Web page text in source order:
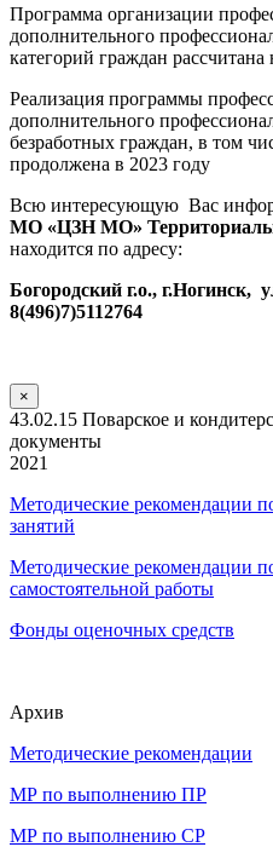
Программа организации
дополнительного
категорий граждан
Реализация программы
дополнительного
безработных граждан, в том
продолжена в 2023 году
Всю интересующую Вас
МО «ЦЗН МО»
находится по адресу:
Богородский г.о., г.Ногинск,
8(496)7)5112764
×
43.02.15 Поварское и
документы
2021
Методические рекомендации
занятий
Методические рекомендации
самостоятельной работы
Фонды оценочных средств
Архив
Методические рекомендации
МР по выполнению ПР
МР по выполнению СР